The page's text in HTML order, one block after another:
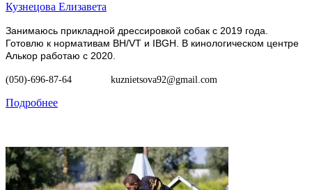
Кузнецова Елизавета
Занимаюсь прикладной дрессировкой собак с 2019 года.
Готовлю к нормативам BH/VT и IBGH. В кинологическом центре
Алькор работаю с 2020.
(050)-696-87-64 kuznietsova92@gmail.com
Подробнее